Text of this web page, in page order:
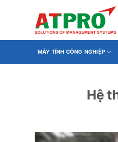
dung
MÁY TÍNH CÔNG NGHIỆP
Hệ